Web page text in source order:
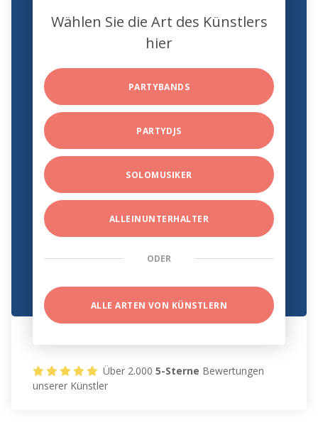
Wählen Sie die Art des Künstlers
hier
PARTYBANDS
PARTYDJS
SOLOMUSIKER
ALLEINUNTERHALTER
ODER
ALLE ARTEN VON KÜNSTLERN
Über 2.0005-Sterne Bewertungen
unserer Künstler